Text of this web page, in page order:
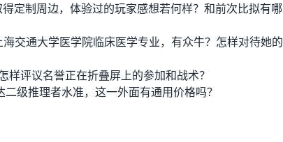
制周边，体验过的玩家感想若何样？和前次比拟有哪
通大学医学院临床医学专业，有众牛？怎样对待她的
评议名誉正在折叠屏上的参加和战术？
推理者水准，这一外面有通用价格吗？